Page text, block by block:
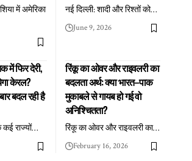
में अमेरिका
नई दिल्ली: शादी और रिश्तों को…
June 9, 2026
में फिर देरी,
केरल?
बदल रही है
राज्यों…
रिंकू का ओवर और राइवलरी का
बदलता अर्थ: क्या भारत–पाक
मुकाबले से गायब हो गई वो
अनिश्चितता?
रिंकू का ओवर और राइवलरी का…
February 16, 2026